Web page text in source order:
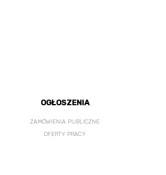
OGŁOSZENIA
ZAMÓWIENIA PUBLICZNE
OFERTY PRACY